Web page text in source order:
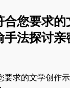
合您要求
手法探讨亲